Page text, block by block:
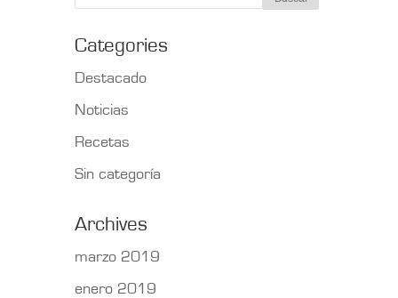
Categories
Destacado
Noticias
Recetas
Sin categoría
Archives
marzo 2019
enero 2019